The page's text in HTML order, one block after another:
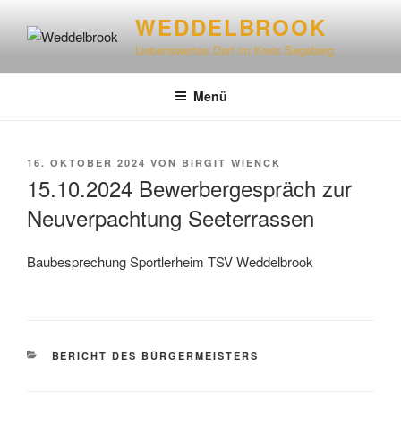
WEDDELBROOK
Liebenswertes Dorf im Kreis Segeberg
Menü
16. OKTOBER 2024 VON BIRGIT WIENCK
15.10.2024 Bewerbergespräch zur
Neuverpachtung Seeterrassen
Baubesprechung Sportlerheim TSV Weddelbrook
BERICHT DES BÜRGERMEISTERS